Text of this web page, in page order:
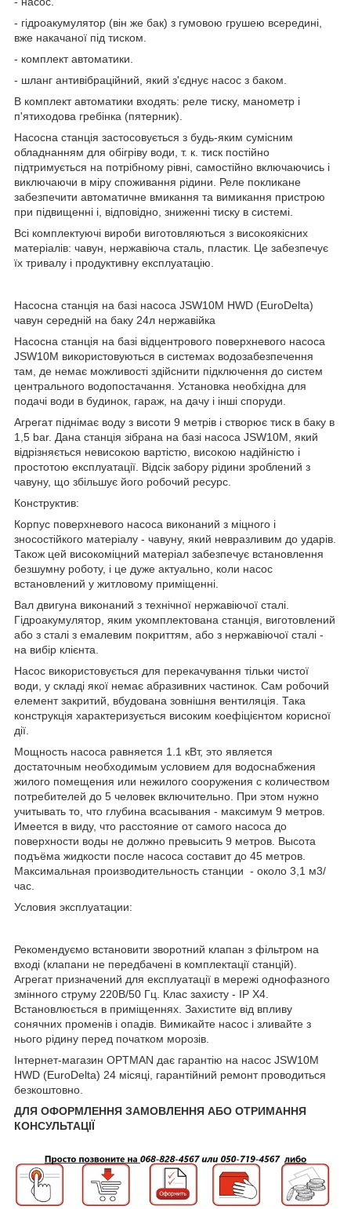
- гідроакумулятор (він же бак) з гумовою грушею всередині,
вже накачаної під тиском.
- комплект автоматики.
- шланг антивібраційний, який з'єднує насос з баком.
В комплект автоматики входять: реле тиску, манометр і
п'ятиходова гребінка (пятерник).
Насосна станція застосовується з будь-яким сумісним
обладнанням для обігріву води, т. к. тиск постійно
підтримується на потрібному рівні, самостійно включаючись і
виключаючи в міру споживання рідини. Реле покликане
забезпечити автоматичне вмикання та вимикання пристрою
при підвищенні і, відповідно, зниженні тиску в системі.
Всі комплектуючі вироби виготовляються з високоякісних
матеріалів: чавун, нержавіюча сталь, пластик. Це забезпечує
їх тривалу і продуктивну експлуатацію.
Насосна станція на базі насоса JSW10M HWD (EuroDelta)
чавун середній на баку 24л нержавійка
Насосна станція на базі відцентрового поверхневого насоса
JSW10M використовуються в системах водозабезпечення
там, де немає можливості здійснити підключення до систем
центрального водопостачання. Установка необхідна для
подачі води в будинок, гараж, на дачу і інші споруди.
Агрегат піднімає воду з висоти 9 метрів і створює тиск в баку в
1,5 bar. Дана станція зібрана на базі насоса JSW10M, який
відрізняється невисокою вартістю, високою надійністю і
простотою експлуатації. Відсік забору рідини зроблений з
чавуну, що збільшує його робочий ресурс.
Конструктив:
Корпус поверхневого насоса виконаний з міцного і
зносостійкого матеріалу - чавуну, який невразливим до ударів.
Також цей високоміцний матеріал забезпечує встановлення
безшумну роботу, і це дуже актуально, коли насос
встановлений у житловому приміщенні.
Вал двигуна виконаний з технічної нержавіючої сталі.
Гідроакумулятор, яким укомплектована станція, виготовлений
або з сталі з емалевим покриттям, або з нержавіючої сталі -
на вибір клієнта.
Насос використовується для перекачування тільки чистої
води, у складі якої немає абразивних частинок. Сам робочий
елемент закритий, вбудована зовнішня вентиляція. Така
конструкція характеризується високим коефіцієнтом корисної
дії.
Мощность насоса равняется 1.1 кВт, это является
достаточным необходимым условием для водоснабжения
жилого помещения или нежилого сооружения с количеством
потребителей до 5 человек включительно. При этом нужно
учитывать то, что глубина всасывания - максимум 9 метров.
Имеется в виду, что расстояние от самого насоса до
поверхности воды не должно превысить 9 метров. Высота
подъёма жидкости после насоса составит до 45 метров.
Максимальная производительность станции - около 3,1 м3/
час.
Условия эксплуатации:
Рекомендуємо встановити зворотний клапан з фільтром на
вході (клапани не передбачені в комплектації станцій).
Агрегат призначений для експлуатації в мережі однофазного
змінного струму 220В/50 Гц. Клас захисту - IP X4.
Встановлюється в приміщеннях. Захистите від впливу
сонячних променів і опадів. Вимикайте насос і зливайте з
нього рідину перед початком морозів.
Інтернет-магазин OPTMAN дає гарантію на насос JSW10M
HWD (EuroDelta) 24 місяці, гарантійний ремонт проводиться
безкоштовно.
ДЛЯ ОФОРМЛЕННЯ ЗАМОВЛЕННЯ АБО ОТРИМАННЯ
КОНСУЛЬТАЦІЇ